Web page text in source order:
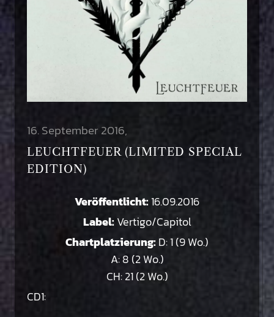
16. September 2016
LEUCHTFEUER (LIMITED SPECIAL
EDITION)
Veröffentlicht:16.09.2016
Label:Vertigo/Capitol
Chartplatzierung:D: 1 (9 Wo.)
A: 8 (2 Wo.)
CH: 21 (2 Wo.)
CD1: